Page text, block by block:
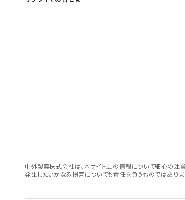
中外製薬株式会社は、本サイト上の情報について細心の注
発生したいかなる損害についても責任を負うものではありま